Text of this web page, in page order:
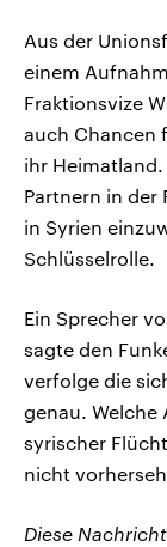
Aus der
einem
Fraktionsvize
auch Chancen
ihr
Partnern in der
in Syrien
Schlüsselrolle.
Ein Sprecher
sagte den
verfolge die
genau. Welche
syrischer
nicht
Diese